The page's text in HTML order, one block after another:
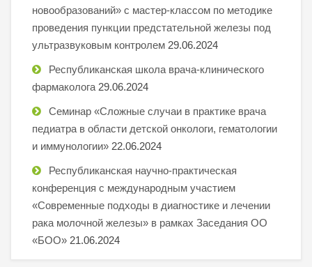
новообразований» с мастер-классом по методике
проведения пункции предстательной железы под
ультразвуковым контролем 29.06.2024
Республиканская школа врача-клинического
фармаколога 29.06.2024
Семинар «Сложные случаи в практике врача
педиатра в области детской онкологи, гематологии
и иммунологии» 22.06.2024
Республиканская научно-практическая
конференция с международным участием
«Современные подходы в диагностике и лечении
рака молочной железы» в рамках Заседания ОО
«БОО» 21.06.2024